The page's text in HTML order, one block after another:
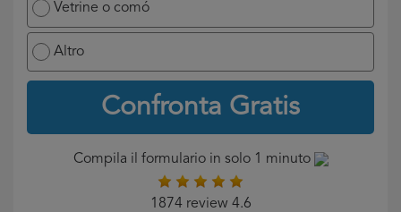
Vetrine o comó
Altro
Confronta Gratis
Compila il formulario in solo 1 minuto
1874 review 4.6